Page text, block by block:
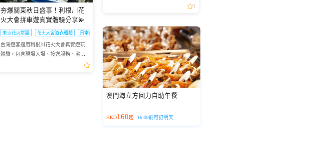
1
夯爆關東秋日盛事！利根川花
火大會拼車遊真實體驗分享💫
東京花火拼團 花火大會浴衣體驗 日本祭典行程
台灣遊客適用利根川花火大會真實遊玩
體驗，包含現場入場、接送服務、浴衣
體驗等細節，沉浸式感受日本祭典獨特
澳門海立方回力自助午餐
HKD160起 16:00前可訂明天